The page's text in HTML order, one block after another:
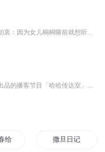
给了谁 撒旦日记